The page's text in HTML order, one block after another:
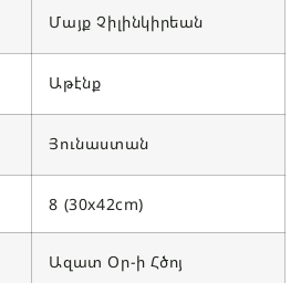
Մայք Չիլինկիրեան
Աթէնք
Յունաստան
8 (30x42cm)
Ազատ Օր-ի Հծոյ